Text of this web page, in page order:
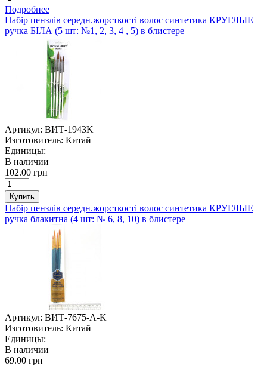
Подробнее
Набір пензлів середн.жорсткості волос синтетика КРУГЛЫЕ
ручка БІЛА (5 шт: №1, 2, 3, 4 , 5) в блистере
Артикул: ВИТ-1943K
Изготовитель: Китай
Единицы:
В наличии
102.00 грн
Купить
Набір пензлів середн.жорсткості волос синтетика КРУГЛЫЕ
ручка блакитна (4 шт: № 6, 8, 10) в блистере
Артикул: ВИТ-7675-A-K
Изготовитель: Китай
Единицы:
В наличии
69.00 грн